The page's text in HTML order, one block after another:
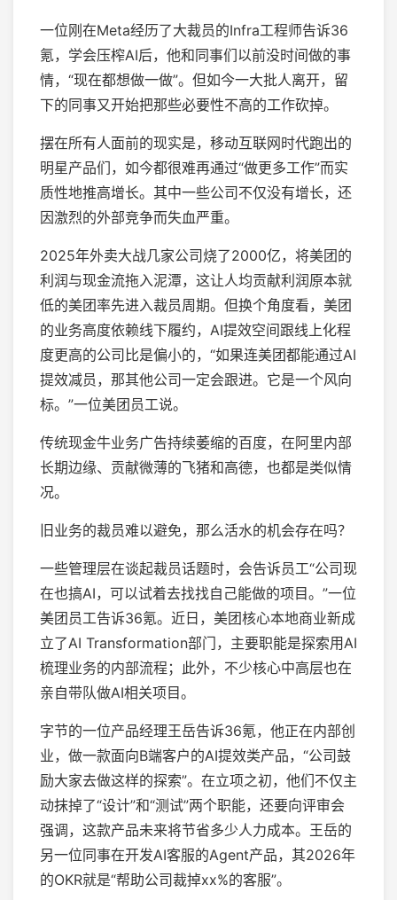
一位刚在Meta经历了大裁员的Infra工程师告诉36
氪，学会压榨AI后，他和同事们以前没时间做的事
情，“现在都想做一做”。但如今一大批人离开，留
下的同事又开始把那些必要性不高的工作砍掉。
摆在所有人面前的现实是，移动互联网时代跑出的
明星产品们，如今都很难再通过“做更多工作”而实
质性地推高增长。其中一些公司不仅没有增长，还
因激烈的外部竞争而失血严重。
2025年外卖大战几家公司烧了2000亿，将美团的
利润与现金流拖入泥潭，这让人均贡献利润原本就
低的美团率先进入裁员周期。但换个角度看，美团
的业务高度依赖线下履约，AI提效空间跟线上化程
度更高的公司比是偏小的，“如果连美团都能通过AI
提效减员，那其他公司一定会跟进。它是一个风向
标。”一位美团员工说。
传统现金牛业务广告持续萎缩的百度，在阿里内部
长期边缘、贡献微薄的飞猪和高德，也都是类似情
况。
旧业务的裁员难以避免，那么活水的机会存在吗？
一些管理层在谈起裁员话题时，会告诉员工“公司现
在也搞AI，可以试着去找找自己能做的项目。”一位
美团员工告诉36氪。近日，美团核心本地商业新成
立了AI Transformation部门，主要职能是探索用AI
梳理业务的内部流程；此外，不少核心中高层也在
亲自带队做AI相关项目。
字节的一位产品经理王岳告诉36氪，他正在内部创
业，做一款面向B端客户的AI提效类产品，“公司鼓
励大家去做这样的探索”。在立项之初，他们不仅主
动抹掉了“设计”和“测试”两个职能，还要向评审会
强调，这款产品未来将节省多少人力成本。王岳的
另一位同事在开发AI客服的Agent产品，其2026年
的OKR就是“帮助公司裁掉xx%的客服”。